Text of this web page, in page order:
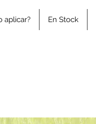
aplicar? En Stock